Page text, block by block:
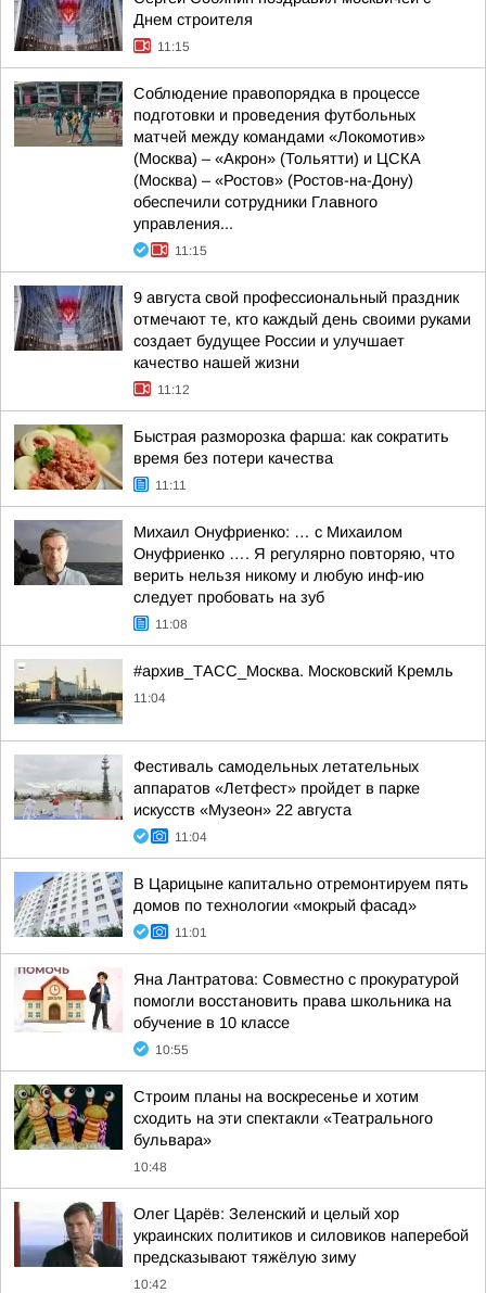
Днем строителя
11:15
Соблюдение правопорядка в процессе
подготовки и проведения футбольных
матчей между командами «Локомотив»
(Москва) – «Акрон» (Тольятти) и ЦСКА
(Москва) – «Ростов» (Ростов-на-Дону)
обеспечили сотрудники Главного
управления...
11:15
9 августа свой профессиональный праздник
отмечают те, кто каждый день своими руками
создает будущее России и улучшает
качество нашей жизни
11:12
Быстрая разморозка фарша: как сократить
время без потери качества
11:11
Михаил Онуфриенко: … с Михаилом
Онуфриенко …. Я регулярно повторяю, что
верить нельзя никому и любую инф-ию
следует пробовать на зуб
11:08
#архив_ТАСС_Москва. Московский Кремль
11:04
Фестиваль самодельных летательных
аппаратов «Летфест» пройдет в парке
искусств «Музеон» 22 августа
11:04
В Царицыне капитально отремонтируем пять
домов по технологии «мокрый фасад»
11:01
Яна Лантратова: Совместно с прокуратурой
помогли восстановить права школьника на
обучение в 10 классе
10:55
Строим планы на воскресенье и хотим
сходить на эти спектакли «Театрального
бульвара»
10:48
Олег Царёв: Зеленский и целый хор
украинских политиков и силовиков наперебой
предсказывают тяжёлую зиму
10:42